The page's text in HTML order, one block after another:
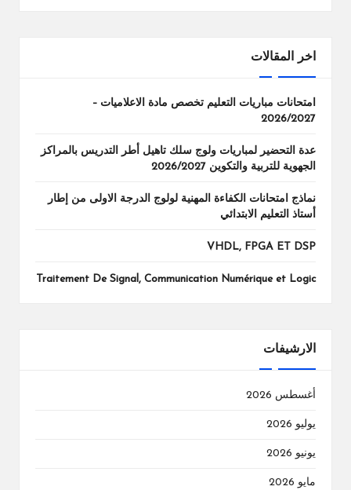
اخر المقالات
امتحانات مباريات التعليم تخصص مادة الاعلاميات –
2026/2027
عدة التحضير لمباريات ولوج سلك تاهيل أطر التدريس بالمراكز
الجهوية للتربية والتكوين 2026/2027
نماذج امتحانات الكفاءة المهنية لولوج الدرجة الاولى من إطار
أستاذ التعليم الابتدائي
VHDL, FPGA ET DSP
Traitement De Signal, Communication Numérique et Logic
الارشيفات
أغسطس 2026
يوليو 2026
يونيو 2026
مايو 2026